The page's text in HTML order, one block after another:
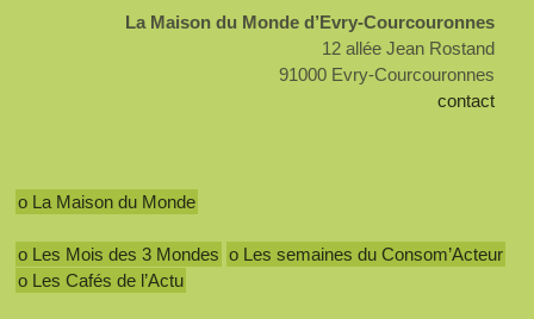
La Maison du Monde d’Evry-Courcouronnes
12 allée Jean Rostand
91000 Evry-Courcouronnes
contact
o La Maison du Monde
o Les Mois des 3 Mondes o Les semaines du Consom’Acteur
o Les Cafés de l’Actu